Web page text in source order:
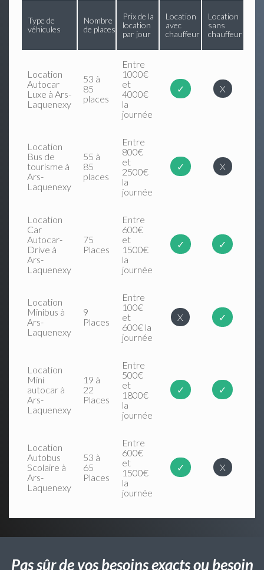
Type de
véhicules
Nombre
de places
Prix de la
location
par jour
Location
avec
chauffeur
Location
sans
chauffeur
Location
Autocar
Luxe à Ars-
Laquenexy
53 à
85
places
Entre
1000€
et
4000€
la
journée
✓ X
Location
Bus de
tourisme à
Ars-
Laquenexy
55 à
85
places
Entre
800€
et
2500€
la
journée
✓ X
Location
Car
Autocar-
Drive à
Ars-
Laquenexy
75
Places
Entre
600€
et
1500€
la
journée
✓ ✓
Location
Minibus à
Ars-
Laquenexy
9
Places
Entre
100€
et
600€ la
journée
X ✓
Location
Mini
autocar à
Ars-
Laquenexy
19 à
22
Places
Entre
500€
et
1800€
la
journée
✓ ✓
Location
Autobus
Scolaire à
Ars-
Laquenexy
53 à
65
Places
Entre
600€
et
1500€
la
journée
✓ X
Pas sûr de vos besoins exacts ou besoin